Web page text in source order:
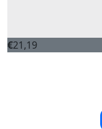
€21,19